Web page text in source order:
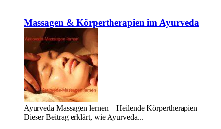
Massagen & Körpertherapien im Ayurveda
Ayurveda Massagen lernen – Heilende Körpertherapien
Dieser Beitrag erklärt, wie Ayurveda...